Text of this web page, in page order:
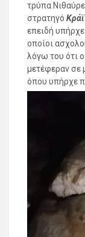
τρύπα
στρατηγό
επειδή
οποίοι
λόγω του ότι
μετέφεραν σε
όπου υπήρχε